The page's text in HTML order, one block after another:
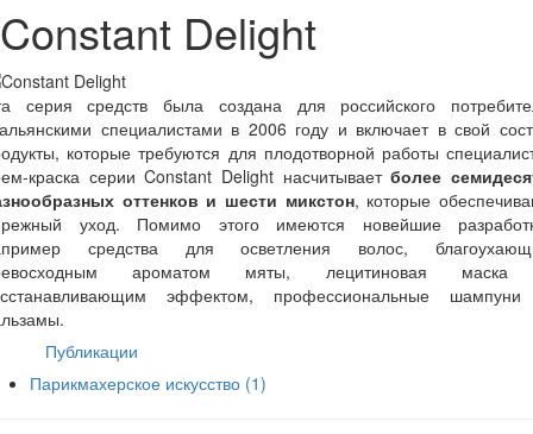
Constant Delight
серия средств была создана для российского
специалистами в 2006 году и включает в свой
которые требуются для плодотворной работы
краска серии Constant Delight насчитываетболее
оттенков и шести микстон, которые
уход. Помимо этого имеются новейшие
средства для осветления волос,
ароматом мяты, лецитиновая
эффектом, профессиональные
Публикации
Парикмахерское искусство (1)